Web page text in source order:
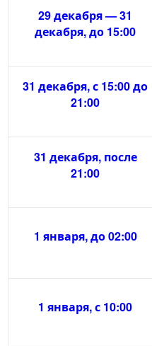
29 декабря — 31
декабря, до 15:00
31 декабря, с 15:00 до
21:00
31 декабря, после
21:00
1 января, до 02:00
1 января, с 10:00